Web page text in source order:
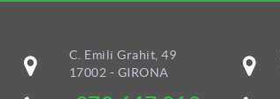
C. Emili Grahit, 49
17002 - GIRONA